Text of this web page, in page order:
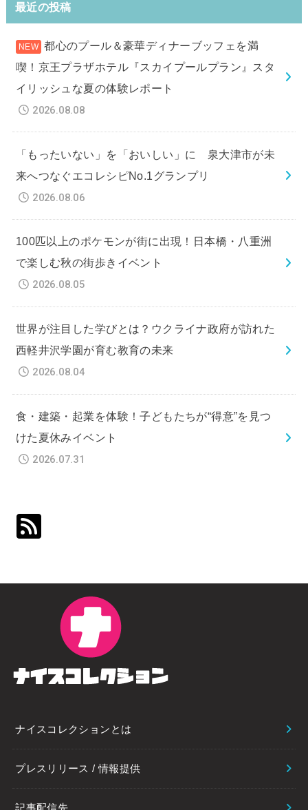
最近の投稿
都心のプール＆豪華ディナーブッフェを満
喫！京王プラザホテル『スカイプールプラン』スタ
イリッシュな夏の体験レポート
2026.08.08
「もったいない」を「おいしい」に 泉大津市が未
来へつなぐエコレシピNo.1グランプリ
2026.08.06
100匹以上のポケモンが街に出現！日本橋・八重洲
で楽しむ秋の街歩きイベント
2026.08.05
世界が注目した学びとは？ウクライナ政府が訪れた
西軽井沢学園が育む教育の未来
2026.08.04
食・建築・起業を体験！子どもたちが“得意”を見つ
けた夏休みイベント
2026.07.31
ナイスコレクションとは
プレスリリース / 情報提供
記事配信先